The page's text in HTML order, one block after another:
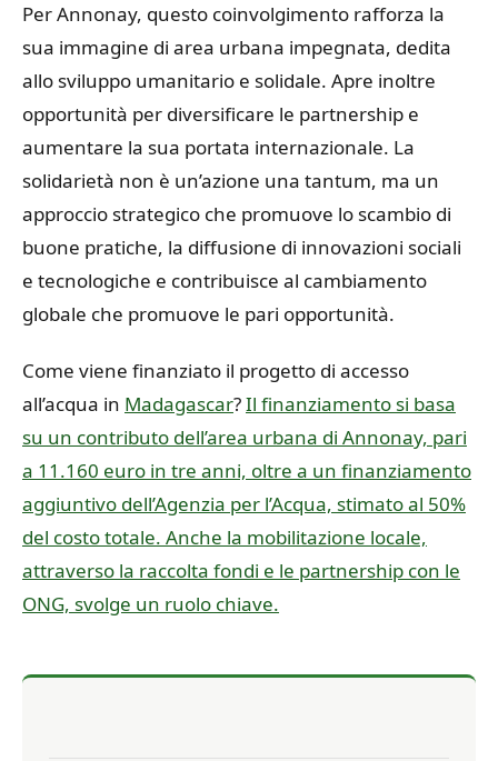
Per Annonay, questo coinvolgimento rafforza la
sua immagine di area urbana impegnata, dedita
allo sviluppo umanitario e solidale. Apre inoltre
opportunità per diversificare le partnership e
aumentare la sua portata internazionale. La
solidarietà non è un’azione una tantum, ma un
approccio strategico che promuove lo scambio di
buone pratiche, la diffusione di innovazioni sociali
e tecnologiche e contribuisce al cambiamento
globale che promuove le pari opportunità.
Come viene finanziato il progetto di accesso
all’acqua in Madagascar?Il finanziamento si basa
su un contributo dell’area urbana di Annonay, pari
a 11.160 euro in tre anni, oltre a un finanziamento
aggiuntivo dell’Agenzia per l’Acqua, stimato al 50%
del costo totale. Anche la mobilitazione locale,
attraverso la raccolta fondi e le partnership con le
ONG, svolge un ruolo chiave.